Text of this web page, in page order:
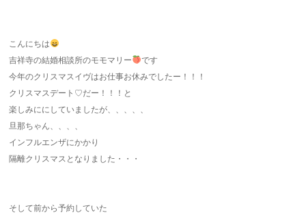
こんにちは
吉祥寺の結婚相談所のモモマリー
です
今年のクリスマスイヴはお仕事お休みでしたー！！！
クリスマスデート♡だー！！！と
楽しみににしていましたが、、、、、
旦那ちゃん、、、、
インフルエンザにかかり
隔離クリスマスとなりました・・・
そして前から予約していた